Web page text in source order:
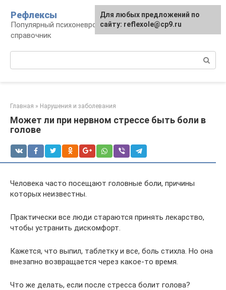
контенту
Рефлексы
Популярный психоневрологический
справочник
Главная » Нарушения и заболевания
Может ли при нервном стрессе быть боли в
голове
Человека часто посещают головные боли, причины
которых неизвестны.
Практически все люди стараются принять лекарство,
чтобы устранить дискомфорт.
Кажется, что выпил, таблетку и все, боль стихла. Но она
внезапно возвращается через какое-то время.
Что же делать, если после стресса болит голова?
Для любых предложений по
сайту: reflexole@cp9.ru